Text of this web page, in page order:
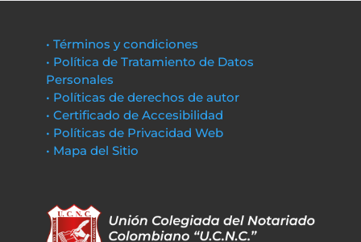
• Términos y condiciones
• Política de Tratamiento de Datos
Personales
• Políticas de derechos de autor
• Certificado de Accesibilidad
• Políticas de Privacidad Web
• Mapa del Sitio